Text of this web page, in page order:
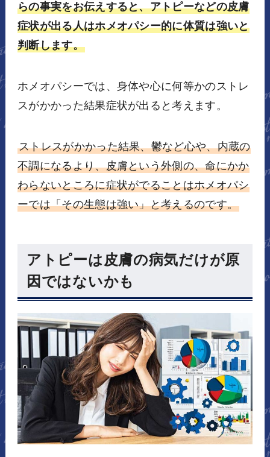
らの事実をお伝えすると、アトピーなどの皮膚
症状が出る人はホメオパシー的に体質は強いと
判断します。
ホメオパシーでは、身体や心に何等かのストレ
スがかかった結果症状が出ると考えます。
ストレスがかかった結果、鬱など心や、内蔵の
不調になるより、皮膚という外側の、命にかか
わらないところに症状がでることはホメオパシ
ーでは「その生態は強い」と考えるのです。
アトピーは皮膚の病気だけが原
因ではないかも